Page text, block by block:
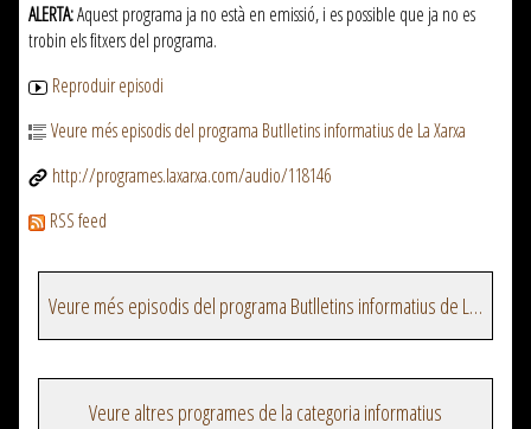
ALERTA:Aquest programa ja no està en emissió, i es possible que ja no es
trobin els fitxers del programa.
Reproduir episodi
Veure més episodis del programa Butlletins informatius de La Xarxa
http://programes.laxarxa.com/audio/118146
RSS feed
Veure més episodis del programa Butlletins informatius de La Xarxa
Veure altres programes de la categoria informatius